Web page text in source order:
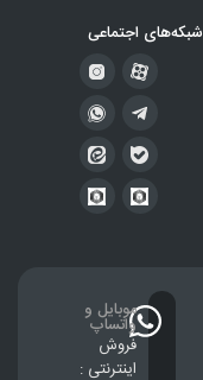
شبکه‌های اجتماعی
موبایل و
واتساپ
فروش
اینترنتی :